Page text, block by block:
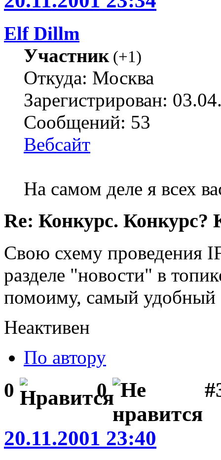
Elf Dillm
Участник(+1)
Откуда: Москва
Зарегистрирован:
Сообщений: 53
Вебсайт
На самом деле я всех
Re: Конкурс. Конкурс?
Свою схему проведения
разделе "новости" в
помоиму, самый удобный
Неактивен
По автору
0 0
20.11.2001 23:40